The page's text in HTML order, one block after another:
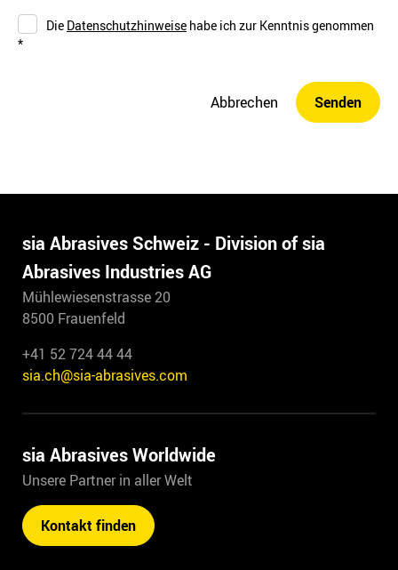
Die Datenschutzhinweise habe ich zur Kenntnis genommen
*
Abbrechen Senden
sia Abrasives Schweiz - Division of sia
Abrasives Industries AG
Mühlewiesenstrasse 20
8500 Frauenfeld
+41 52 724 44 44
sia.ch@sia-abrasives.com
sia Abrasives Worldwide
Unsere Partner in aller Welt
Kontakt finden